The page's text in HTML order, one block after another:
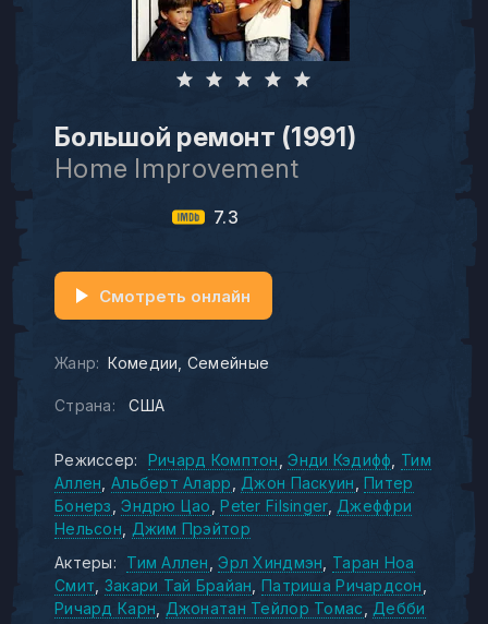
Большой ремонт (1991)
Home Improvement
7.3
Жанр: Комедии Семейные
Страна: США
Смотреть онлайн
Режиссер: Ричард Комптон Энди Кэдифф
Тим
Аллен Альберт Аларр Джон Паскуин Питер
Бонерз
Эндрю Цао Peter Filsinger Джеффри
Нельсон
Джим Прэйтор
Актеры:
Тим Аллен Эрл Хиндмэн
Таран Ноа
Смит Закари Тай Брайан Патриша Ричардсон
Ричард Карн
Джонатан Тейлор Томас
Дебби